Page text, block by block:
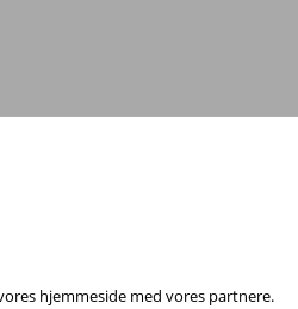
hjemmeside med vores partnere.